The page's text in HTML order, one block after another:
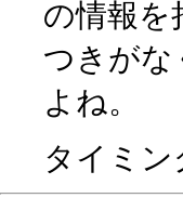
の情報を
つきがな
よね。
タイミ